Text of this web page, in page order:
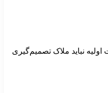
نباید ملاک تصمیم‌گیری